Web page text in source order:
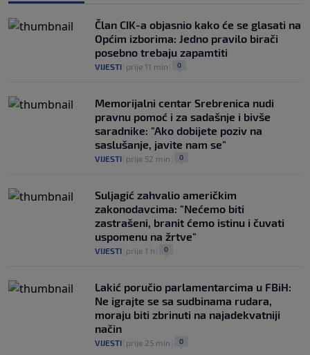
Član CIK-a objasnio kako će se glasati na
Općim izborima: Jedno pravilo birači
posebno trebaju zapamtiti
VIJESTI prije 11 min 0
Memorijalni centar Srebrenica nudi
pravnu pomoć i za sadašnje i bivše
saradnike: "Ako dobijete poziv na
saslušanje, javite nam se"
VIJESTI prije 52 min 0
Suljagić zahvalio američkim
zakonodavcima: "Nećemo biti
zastrašeni, branit ćemo istinu i čuvati
uspomenu na žrtve"
VIJESTI prije 1 h 0
Lakić poručio parlamentarcima u FBiH:
Ne igrajte se sa sudbinama rudara,
moraju biti zbrinuti na najadekvatniji
način
VIJESTI prije 25 min 0